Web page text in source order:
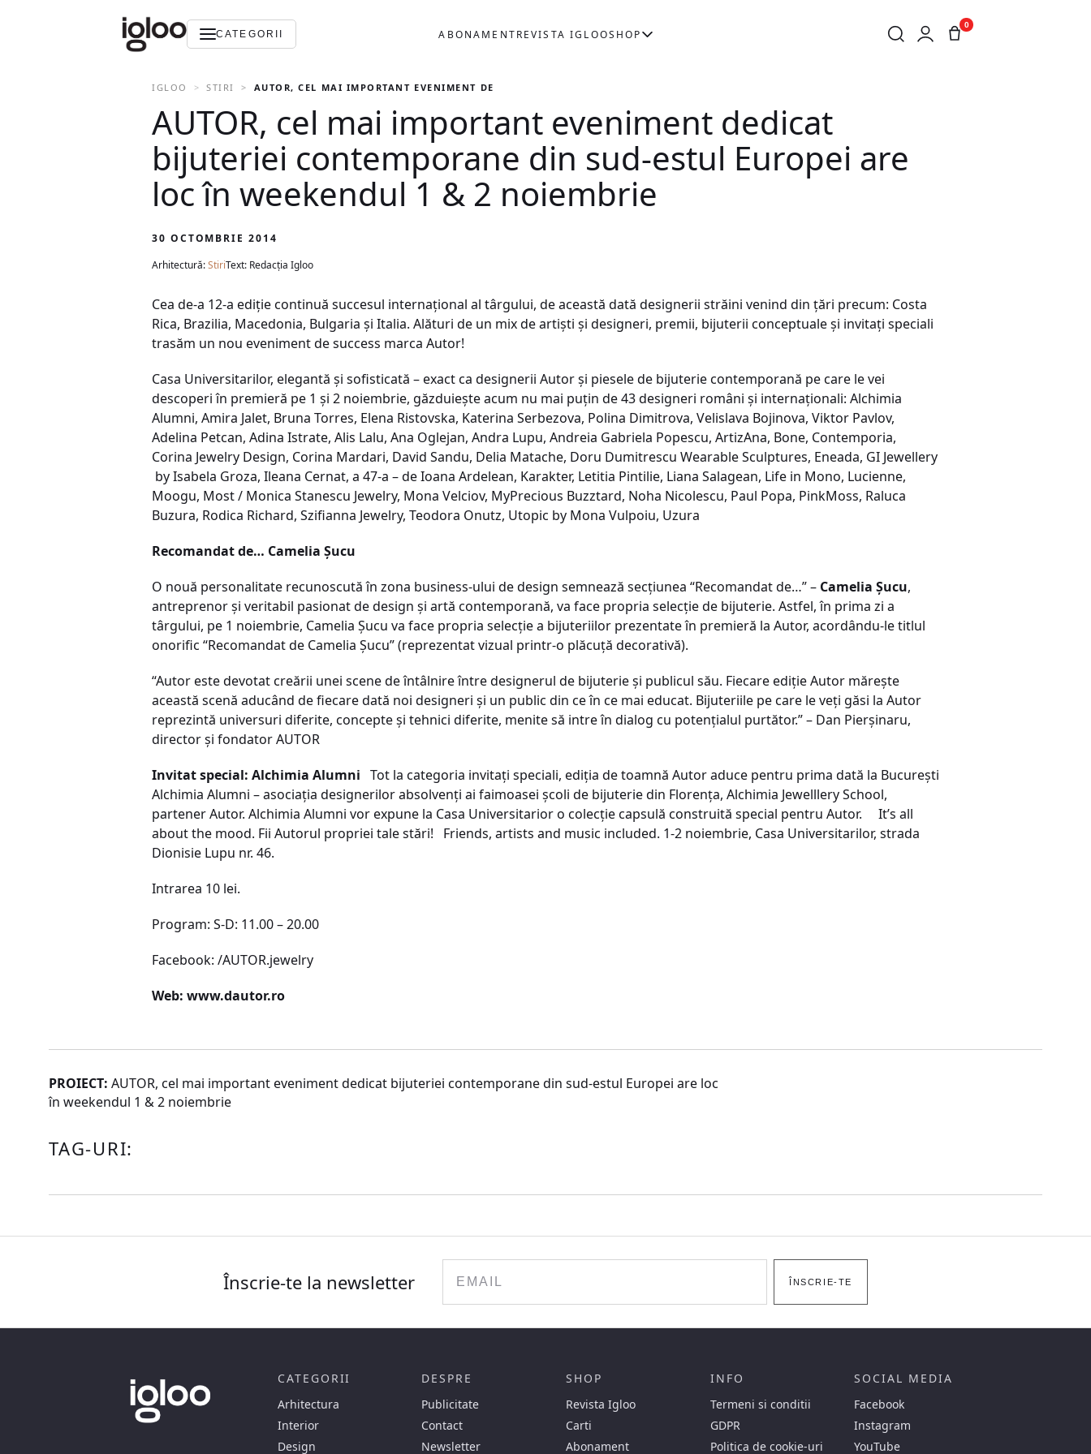
CATEGORII ABONAMENTREVISTA IGLOOSHOP
0
IGLOO STIRI AUTOR, CEL MAI IMPORTANT EVENIMENT DEDICAT BIJUTERIEI CONTEMPORANE DIN SUD-ESTUL EUROPEI ARE LOC ÎN WEEKENDUL 1 & 2 NOIEMBRIE
AUTOR, cel mai important eveniment dedicat
bijuteriei contemporane din sud-estul Europei are
loc în weekendul 1 & 2 noiembrie
30 OCTOMBRIE 2014
Arhitectură:StiriText: Redacția Igloo
Cea de-a 12-a ediție continuă succesul internațional al târgului, de această dată designerii străini venind din țări precum: Costa
Rica, Brazilia, Macedonia, Bulgaria și Italia. Alături de un mix de artiști și designeri, premii, bijuterii conceptuale și invitați speciali
trasăm un nou eveniment de success marca Autor!
Casa Universitarilor, elegantă și sofisticată – exact ca designerii Autor și piesele de bijuterie contemporană pe care le vei
descoperi în premieră pe 1 și 2 noiembrie, găzduiește acum nu mai puțin de 43 designeri români și internaționali: Alchimia
Alumni, Amira Jalet, Bruna Torres, Elena Ristovska, Katerina Serbezova, Polina Dimitrova, Velislava Bojinova, Viktor Pavlov,
Adelina Petcan, Adina Istrate, Alis Lalu, Ana Oglejan, Andra Lupu, Andreia Gabriela Popescu, ArtizAna, Bone, Contemporia,
Corina Jewelry Design, Corina Mardari, David Sandu, Delia Matache, Doru Dumitrescu Wearable Sculptures, Eneada, GI Jewellery
by Isabela Groza, Ileana Cernat, a 47-a – de Ioana Ardelean, Karakter, Letitia Pintilie, Liana Salagean, Life in Mono, Lucienne,
Moogu, Most / Monica Stanescu Jewelry, Mona Velciov, MyPrecious Buzztard, Noha Nicolescu, Paul Popa, PinkMoss, Raluca
Buzura, Rodica Richard, Szifianna Jewelry, Teodora Onutz, Utopic by Mona Vulpoiu, Uzura
Recomandat de… Camelia Șucu
O nouă personalitate recunoscută în zona business-ului de design semnează secțiunea “Recomandat de…” – Camelia Șucu,
antreprenor și veritabil pasionat de design și artă contemporană, va face propria selecție de bijuterie. Astfel, în prima zi a
târgului, pe 1 noiembrie, Camelia Șucu va face propria selecție a bijuteriilor prezentate în premieră la Autor, acordându-le titlul
onorific “Recomandat de Camelia Șucu” (reprezentat vizual printr-o plăcuță decorativă).
“Autor este devotat creării unei scene de întâlnire între designerul de bijuterie și publicul său. Fiecare ediție Autor mărește
această scenă aducând de fiecare dată noi designeri și un public din ce în ce mai educat. Bijuteriile pe care le veți găsi la Autor
reprezintă universuri diferite, concepte și tehnici diferite, menite să intre în dialog cu potențialul purtător.” – Dan Pierșinaru,
director și fondator AUTOR
Invitat special: Alchimia Alumni Tot la categoria invitați speciali, ediția de toamnă Autor aduce pentru prima dată la București
Alchimia Alumni – asociația designerilor absolvenți ai faimoasei școli de bijuterie din Florența, Alchimia Jewelllery School,
partener Autor. Alchimia Alumni vor expune la Casa Universitarior o colecție capsulă construită special pentru Autor. It’s all
about the mood. Fii Autorul propriei tale stări! Friends, artists and music included. 1-2 noiembrie, Casa Universitarilor, strada
Dionisie Lupu nr. 46.
Intrarea 10 lei.
Program: S-D: 11.00 – 20.00
Facebook: /AUTOR.jewelry
Web: www.dautor.ro
PROIECT: AUTOR, cel mai important eveniment dedicat bijuteriei contemporane din sud-estul Europei are loc
în weekendul 1 & 2 noiembrie
TAG-URI:
Înscrie-te la newsletter ÎNSCRIE-TE
CATEGORII
Arhitectura
Interior
Design
DESPRE
Publicitate
Contact
Newsletter
SHOP
Revista Igloo
Carti
Abonament
INFO
Termeni si conditii
GDPR
Politica de cookie-uri
SOCIAL MEDIA
Facebook
Instagram
YouTube